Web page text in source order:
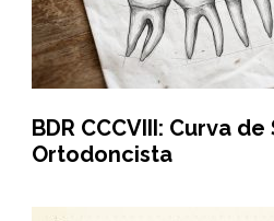
BDR CCCVIII: Curva
Ortodoncista